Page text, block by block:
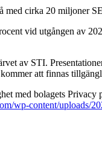
cirka 20 miljoner
vid utgången av
av STI.
att finnas
med bolagets
wp-content/uploads/